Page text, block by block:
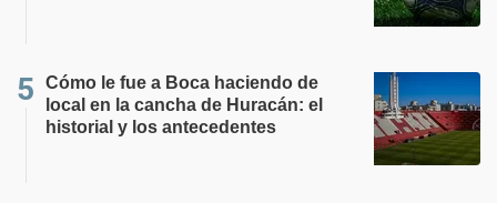
Cómo le fue a Boca haciendo de
local en la cancha de Huracán: el
historial y los antecedentes